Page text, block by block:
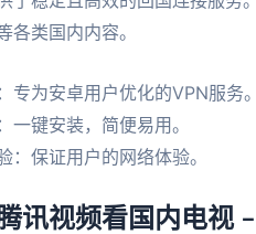
各类国内内容。
专为安卓用户优化的VPN服务。
一键安装，简便易用。
：保证用户的网络体验。
讯视频看国内电视